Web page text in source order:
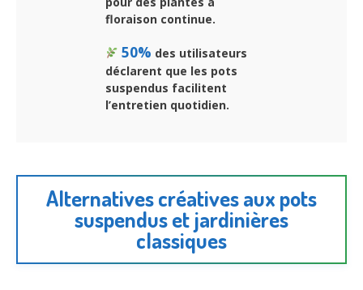
floraison continue.
50% des utilisateurs
déclarent que les pots
suspendus facilitent
l’entretien quotidien.
Alternatives créatives aux pots
suspendus et jardinières
classiques